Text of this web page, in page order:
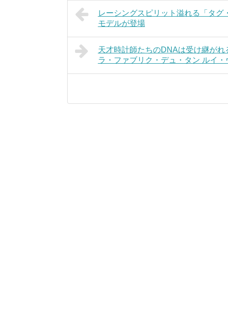
レーシングスピリット溢れる「タ
モデルが登場
天才時計師たちのDNAは受け継がれ
ラ・ファブリク・デュ・タン ルイ